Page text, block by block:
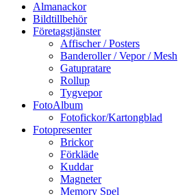
Almanackor
Bildtillbehör
Företagstjänster
Affischer / Posters
Banderoller / Vepor / Mesh
Gatupratare
Rollup
Tygvepor
FotoAlbum
Fotofickor/Kartongblad
Fotopresenter
Brickor
Förkläde
Kuddar
Magneter
Memory Spel